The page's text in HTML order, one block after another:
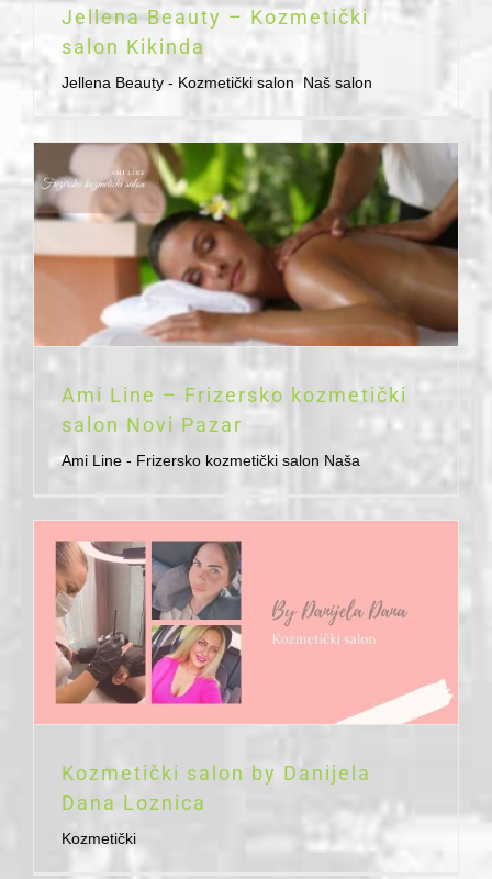
Jellena Beauty – Kozmetički
salon Kikinda
Jellena Beauty - Kozmetički salon Naš salon
Ami Line – Frizersko kozmetički
salon Novi Pazar
Ami Line - Frizersko kozmetički salon Naša
Kozmetički salon by Danijela
Dana Loznica
Kozmetički